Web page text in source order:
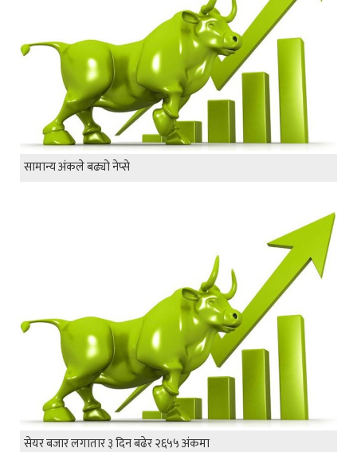
सामान्य अंकले बढ्यो नेप्से
सेयर बजार लगातार ३ दिन बढेर २६५५ अंकमा